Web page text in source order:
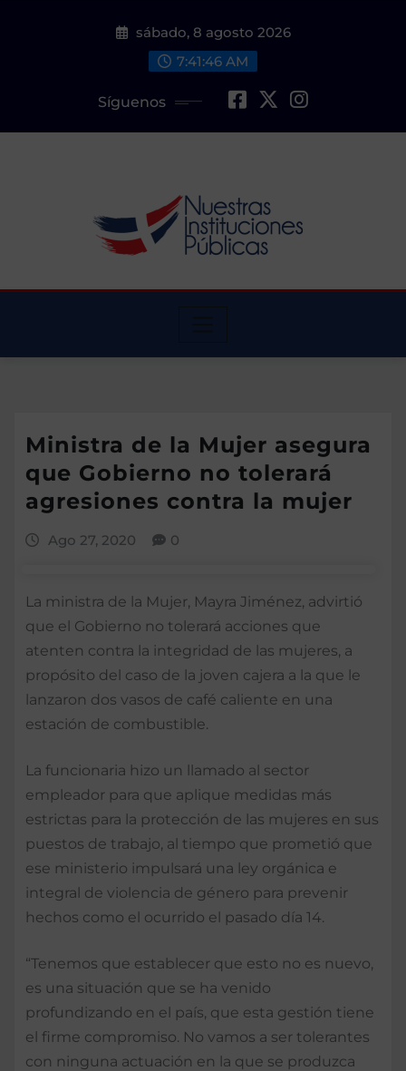
sábado, 8 agosto 2026
7:41:47 AM
Síguenos
Ministra de la Mujer asegura
que Gobierno no tolerará
agresiones contra la mujer
Ago 27, 2020 0
La ministra de la Mujer, Mayra Jiménez, advirtió
que el Gobierno no tolerará acciones que
atenten contra la integridad de las mujeres, a
propósito del caso de la joven cajera a la que le
lanzaron dos vasos de café caliente en una
estación de combustible.
La funcionaria hizo un llamado al sector
empleador para que aplique medidas más
estrictas para la protección de las mujeres en sus
puestos de trabajo, al tiempo que prometió que
ese ministerio impulsará una ley orgánica e
integral de violencia de género para prevenir
hechos como el ocurrido el pasado día 14.
“Tenemos que establecer que esto no es nuevo,
es una situación que se ha venido
profundizando en el país, que esta gestión tiene
el firme compromiso. No vamos a ser tolerantes
con ninguna actuación en la que se produzca